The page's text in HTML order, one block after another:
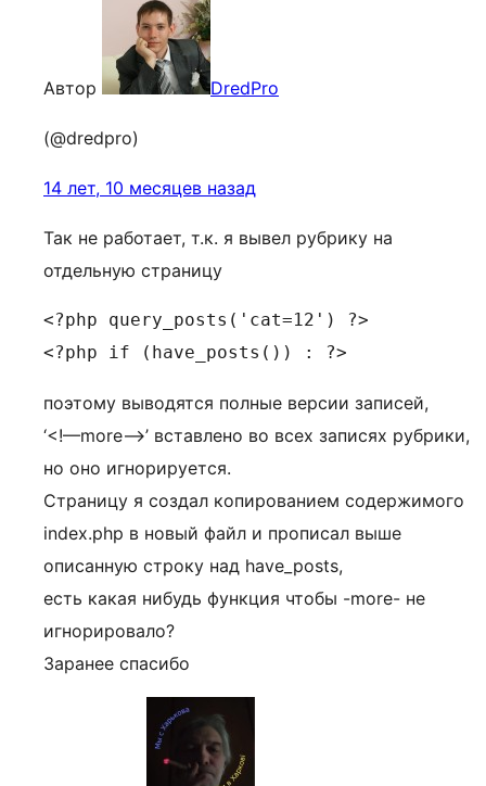
Автор DredPro
(@dredpro)
14 лет, 10 месяцев назад
Так не работает, т.к. я вывел рубрику на
отдельную страницу
<?php query_posts('cat=12') ?>
<?php if (have_posts()) : ?>
поэтому выводятся полные версии записей,
‘<!—more—>’ вставлено во всех записях рубрики,
но оно игнорируется.
Страницу я создал копированием содержимого
index.php в новый файл и прописал выше
описанную строку над have_posts,
есть какая нибудь функция чтобы -more- не
игнорировало?
Заранее спасибо